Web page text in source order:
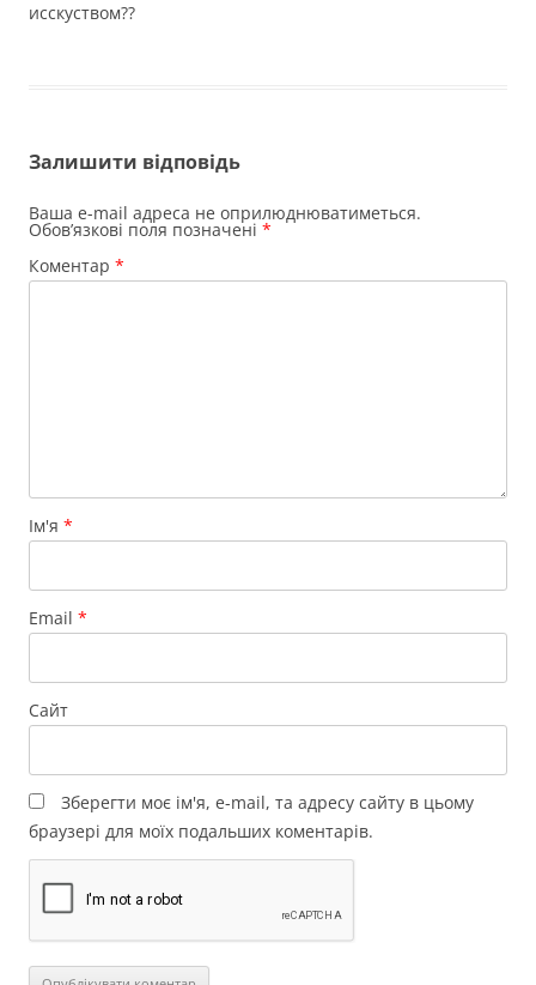
исскуством??
Залишити відповідь
Ваша e-mail адреса не оприлюднюватиметься.
Обов’язкові поля позначені *
Коментар *
Ім'я *
Email *
Сайт
Зберегти моє ім'я, e-mail, та адресу сайту в цьому
браузері для моїх подальших коментарів.